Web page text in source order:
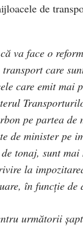
de
va face o
care
care emit
pe partea
de minister pe
tonaj, sunt
la
în funcție
următorii